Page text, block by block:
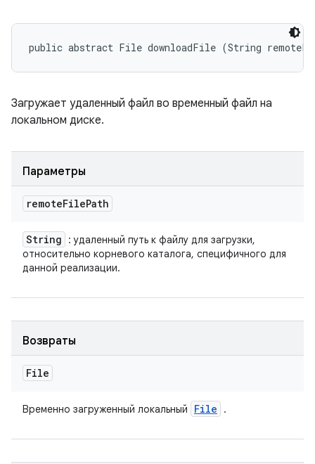
public abstract File downloadFile (String
Загружает удаленный файл во временный файл на
локальном диске.
Параметры
remoteFilePath
String
: удаленный путь к файлу для загрузки,
относительно корневого каталога, специфичного для
данной реализации.
Возвраты
File
Временно загруженный локальный File .